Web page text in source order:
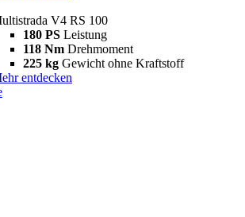
V4 RS 100
180 PS Leistung
118 Nm Drehmoment
225 kg Gewicht ohne Kraftstoff
entdecken